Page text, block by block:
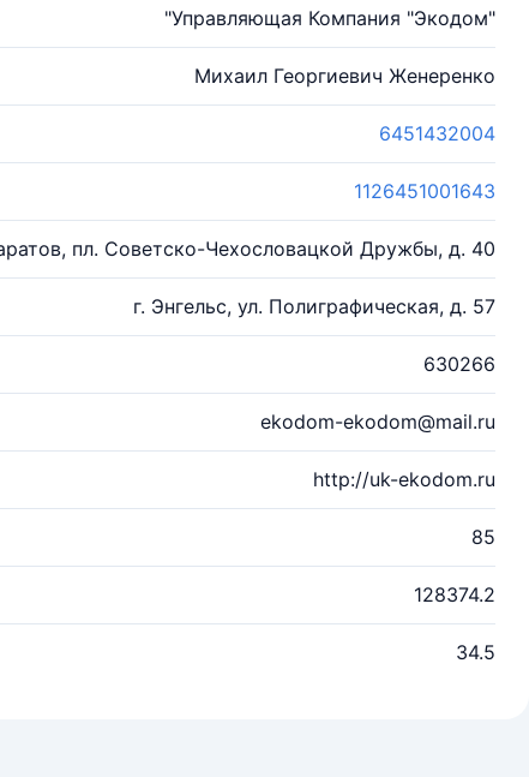
"Управляющая Компания "Экодом"
Михаил Георгиевич Женеренко
6451432004
1126451001643
пл. Советско-Чехословацкой Дружбы, д. 40
г. Энгельс, ул. Полиграфическая, д. 57
630266
ekodom-ekodom@mail.ru
http://uk-ekodom.ru
85
128374.2
34.5